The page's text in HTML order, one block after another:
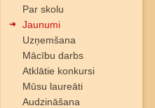
Par skolu
Jaunumi
Uzņemšana
Mācību darbs
Atklātie konkursi
Mūsu laureāti
Audzināšana